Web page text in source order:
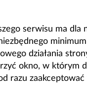
serwisu ma dla
działania
okno, w
razu